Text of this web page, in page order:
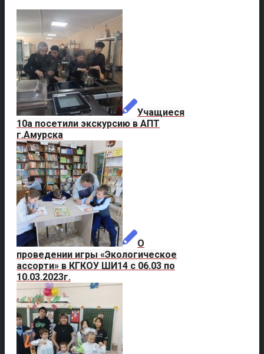
Учащиеся
10а посетили экскурсию в АПТ
г.Амурска
О
проведении игры «Экологическое
ассорти» в КГКОУ ШИ14 с 06.03 по
10.03.2023г.